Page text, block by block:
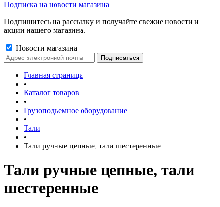
Подписка на новости магазина
Подпишитесь на рассылку и получайте свежие новости и
акции нашего магазина.
Новости магазина
Главная страница
•
Каталог товаров
•
Грузоподъемное оборудование
•
Тали
•
Тали ручные цепные, тали шестеренные
Тали ручные цепные, тали
шестеренные